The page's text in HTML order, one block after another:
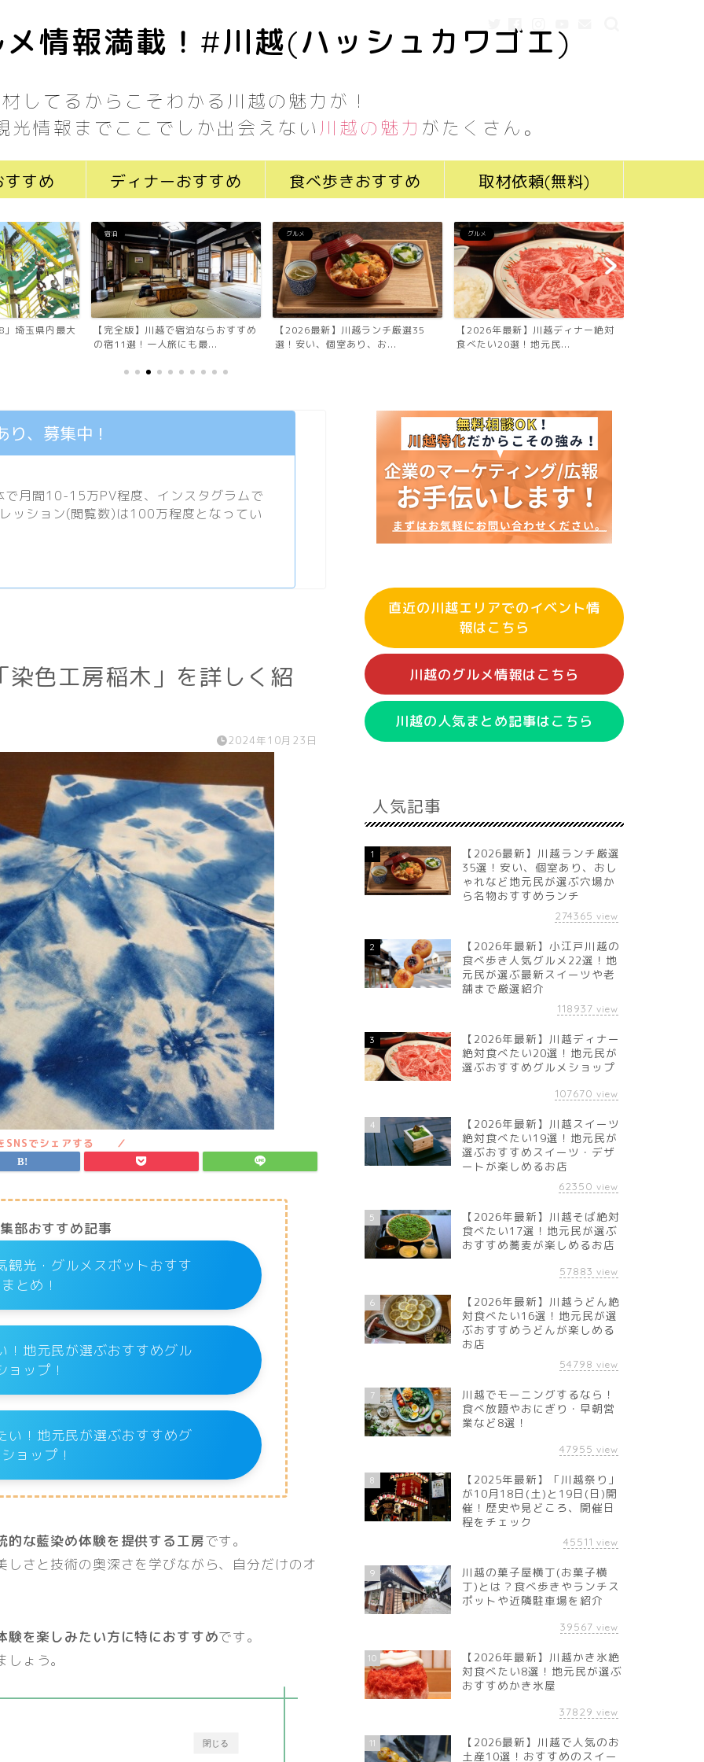
情報満載！#川越(ハッシュカワゴエ)
してるからこそわかる川越の魅力が！
光情報までここでしか出会えない 川越の魅力 がたくさん。
すすめ ディナーおすすめ 食べ歩きおすすめ 取材依頼(無料)
埼玉県内最大
宿泊
【完全版】川越で宿泊ならおすすめ
の宿11選！一人旅にも最...
グルメ
【2026最新】川越ランチ厳選35
選！安い、個室あり、お...
グルメ
【2026年最新】川越ディナー絶対
食べたい20選！地元民...
り、募集中！
月間10-15万PV程度、 インスタグラムで
ッション(閲覧数)は100万程度となってい
色工房稲木」を詳しく紹
2024年10月23日
部おすすめ記事
観光・グルメスポットおすす
とめ！
！地元民が選ぶおすすめグル
ョップ！
い！地元民が選ぶおすすめグ
ョップ！
的な藍染め体験を提供する工房です。
さと技術の奥深さを学びながら、自分だけのオ
を楽しみたい方に特におすすめです。
しょう。
閉じる
直近の川越エリアでのイベント情
報はこちら
川越のグルメ情報はこちら
川越の人気まとめ記事はこちら
人気記事
1
【2026最新】川越ランチ厳選
35選！安い、個室あり、おし
ゃれなど地元民が選ぶ穴場か
ら名物おすすめランチ
274365 view
2
【2026年最新】小江戸川越の
食べ歩き人気グルメ22選！地
元民が選ぶ最新スイーツや老
舗まで厳選紹介
118937 view
3
【2026年最新】川越ディナー
絶対食べたい20選！地元民が
選ぶおすすめグルメショップ
107670 view
4
【2026年最新】川越スイーツ
絶対食べたい19選！地元民が
選ぶおすすめスイーツ・デザ
ートが楽しめるお店
62350 view
5
【2026年最新】川越そば絶対
食べたい17選！地元民が選ぶ
おすすめ蕎麦が楽しめるお店
57883 view
6
【2026年最新】川越うどん絶
対食べたい16選！地元民が選
ぶおすすめうどんが楽しめる
お店
54798 view
7
川越でモーニングするなら！
食べ放題やおにぎり・早朝営
業など8選！
47955 view
8
【2025年最新】「川越祭り」
が10月18日(土)と19日(日)開
催！歴史や見どころ、開催日
程をチェック
45511 view
9
川越の菓子屋横丁(お菓子横
丁)とは？食べ歩きやランチス
ポットや近隣駐車場を紹介
39567 view
10
【2026年最新】川越かき氷絶
対食べたい8選！地元民が選ぶ
おすすめかき氷屋
37829 view
11
【2026最新】川越で人気のお
土産10選！おすすめのスイー